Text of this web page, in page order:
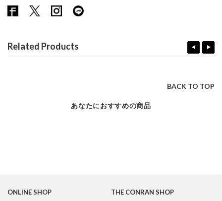
Related Products
BACK TO TOP
あなたにおすすめの商品
ONLINE SHOP THE CONRAN SHOP